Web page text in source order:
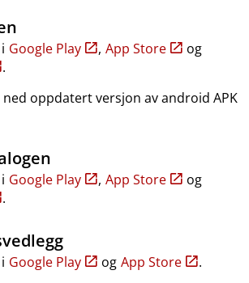
Google Play , App Store
og
.
ned oppdatert versjon av android APK
Google Play , App Store
og
.
Google Play og App Store .